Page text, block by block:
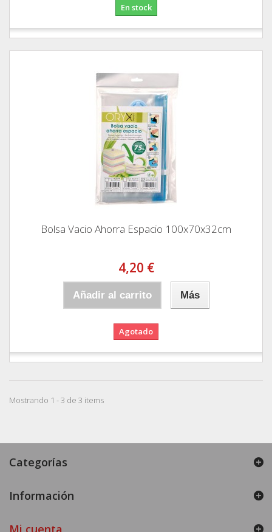
En stock
Bolsa Vacio Ahorra Espacio 100x70x32cm
4,20 €
Añadir al carrito Más
Agotado
Mostrando 1 - 3 de 3 items
Categorías
Información
Mi cuenta